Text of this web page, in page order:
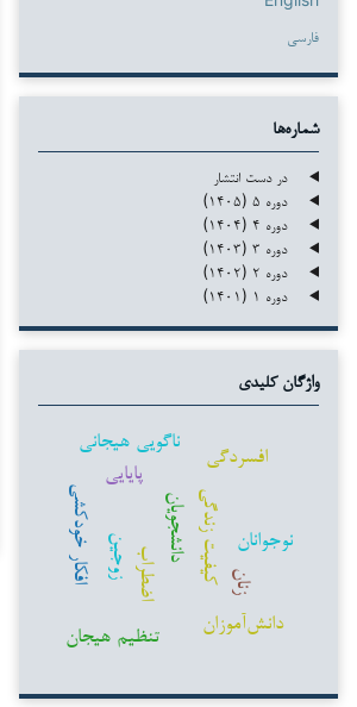
فارسی
شماره‌ها
در دست انتشار
دوره ۵ (۱۴۰۵)
دوره ۴ (۱۴۰۴)
دوره ۳ (۱۴۰۳)
دوره ۲ (۱۴۰۲)
دوره ۱ (۱۴۰۱)
واژگان کلیدی
اضطراب
دانشجویانکیفیت زندگی نوجوانان
افسردگی
دانش‌آموزان
زنان
تنظیم هیجان
ناگویی هیجانی
زوجین افکار خودکشی
پایایی